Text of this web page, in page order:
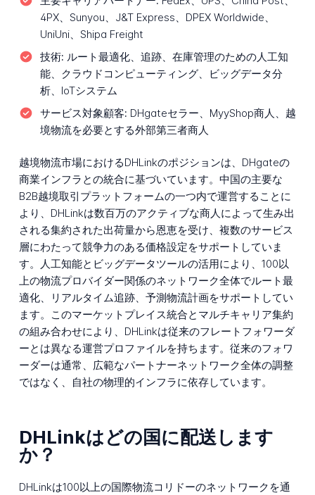
4PX、Sunyou、J&T Express、DPEX Worldwide、
UniUni、Shipa Freight
技術: ルート最適化、追跡、在庫管理のための人工知
能、クラウドコンピューティング、ビッグデータ分
析、IoTシステム
サービス対象顧客: DHgateセラー、MyyShop商人、越
境物流を必要とする外部第三者商人
越境物流市場におけるDHLinkのポジションは、DHgateの
商業インフラとの統合に基づいています。中国の主要な
B2B越境取引プラットフォームの一つ内で運営することに
より、DHLinkは数百万のアクティブな商人によって生み出
される集約された出荷量から恩恵を受け、複数のサービス
層にわたって競争力のある価格設定をサポートしていま
す。人工知能とビッグデータツールの活用により、100以
上の物流プロバイダー関係のネットワーク全体でルート最
適化、リアルタイム追跡、予測物流計画をサポートしてい
ます。このマーケットプレイス統合とマルチキャリア集約
の組み合わせにより、DHLinkは従来のフレートフォワーダ
ーとは異なる運営プロファイルを持ちます。従来のフォワ
ーダーは通常、広範なパートナーネットワーク全体の調整
ではなく、自社の物理的インフラに依存しています。
DHLinkはどの国に配送します
か？
DHLinkは100以上の国際物流コリドーのネットワークを通